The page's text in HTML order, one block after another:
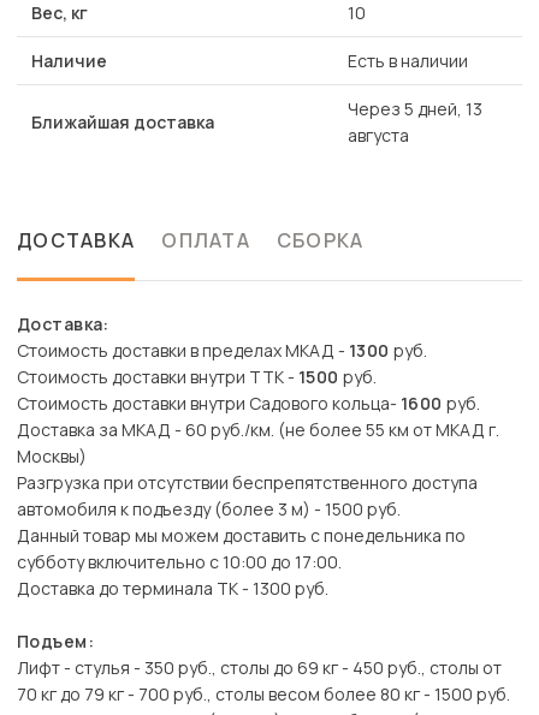
Вес, кг 10
Наличие Есть в наличии
Ближайшая доставка
Через 5 дней, 13
августа
ДОСТАВКА ОПЛАТА СБОРКА
Доставка:
Стоимость доставки в пределах МКАД - 1300 руб.
Стоимость доставки внутри ТТК - 1500 руб.
Стоимость доставки внутри Садового кольца- 1600 руб.
Доставка за МКАД - 60 руб./км. (не более 55 км от МКАД г.
Москвы)
Разгрузка при отсутствии беспрепятственного доступа
автомобиля к подъезду (более 3 м) - 1500 руб.
Данный товар мы можем доставить с понедельника по
субботу включительно с 10:00 до 17:00.
Доставка до терминала ТК - 1300 руб.
Подъем:
Лифт - стулья - 350 руб., столы до 69 кг - 450 руб., столы от
70 кг до 79 кг - 700 руб., столы весом более 80 кг - 1500 руб.